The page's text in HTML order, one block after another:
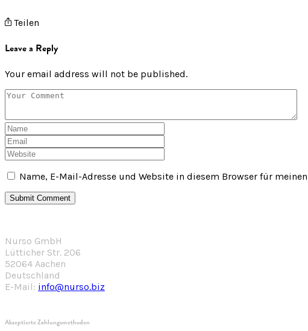
Teilen
Leave a Reply
Your email address will not be published.
Name, E-Mail-Adresse und Website in diesem Browser für
Nurso GmbH
Lütticher Str. 206
52064 Aachen
Deutschland
E-Mail: info@nurso.biz
Akzeptierte Zahlungsmethoden